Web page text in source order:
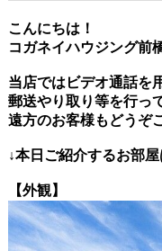
こんにちは！
コガネイハウジング前
当店ではビデオ通話を
郵送やり取り等を行っ
遠方のお客様もどうぞ
↓本日ご紹介するお部
【外観】